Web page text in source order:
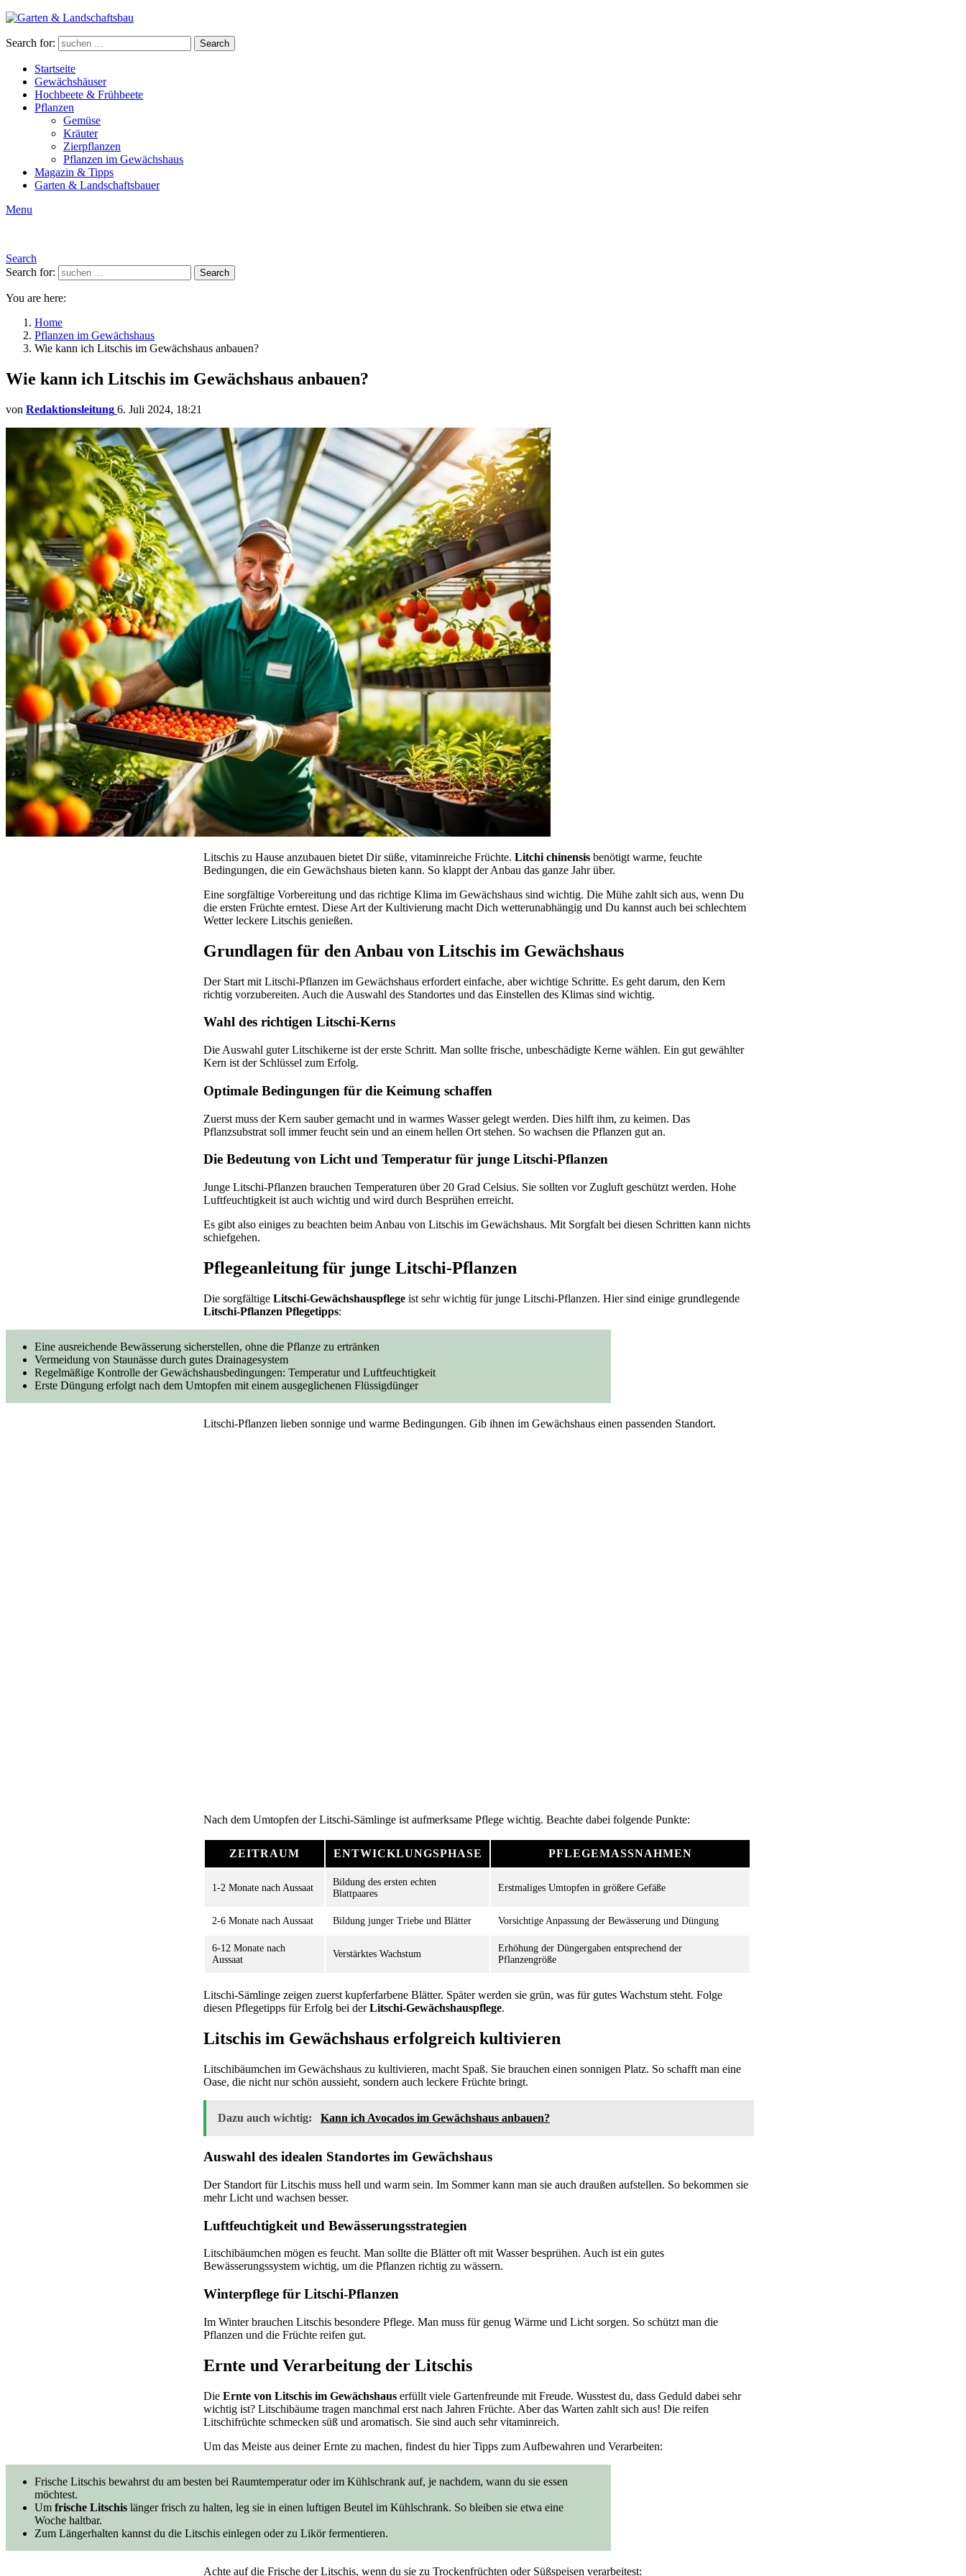
Search for: Search
Startseite
Gewächshäuser
Hochbeete & Frühbeete
Pflanzen
Gemüse
Kräuter
Zierpflanzen
Pflanzen im Gewächshaus
Magazin & Tipps
Garten & Landschaftsbauer
Menu
Search
Search for:
Search
You are here:
Home
Pflanzen im Gewächshaus
Wie kann ich Litschis im Gewächshaus anbauen?
Wie kann ich Litschis im Gewächshaus anbauen?
von Redaktionsleitung 6. Juli 2024, 18:21
Litschis zu Hause anzubauen bietet Dir süße, vitaminreiche Früchte. Litchi chinensis benötigt warme, feuchte
Bedingungen, die ein Gewächshaus bieten kann. So klappt der Anbau das ganze Jahr über.
Eine sorgfältige Vorbereitung und das richtige Klima im Gewächshaus sind wichtig. Die Mühe zahlt sich aus, wenn Du
die ersten Früchte erntest. Diese Art der Kultivierung macht Dich wetterunabhängig und Du kannst auch bei schlechtem
Wetter leckere Litschis genießen.
Grundlagen für den Anbau von Litschis im Gewächshaus
Der Start mit Litschi-Pflanzen im Gewächshaus erfordert einfache, aber wichtige Schritte. Es geht darum, den Kern
richtig vorzubereiten. Auch die Auswahl des Standortes und das Einstellen des Klimas sind wichtig.
Wahl des richtigen Litschi-Kerns
Die Auswahl guter Litschikerne ist der erste Schritt. Man sollte frische, unbeschädigte Kerne wählen. Ein gut gewählter
Kern ist der Schlüssel zum Erfolg.
Optimale Bedingungen für die Keimung schaffen
Zuerst muss der Kern sauber gemacht und in warmes Wasser gelegt werden. Dies hilft ihm, zu keimen. Das
Pflanzsubstrat soll immer feucht sein und an einem hellen Ort stehen. So wachsen die Pflanzen gut an.
Die Bedeutung von Licht und Temperatur für junge Litschi-Pflanzen
Junge Litschi-Pflanzen brauchen Temperaturen über 20 Grad Celsius. Sie sollten vor Zugluft geschützt werden. Hohe
Luftfeuchtigkeit ist auch wichtig und wird durch Besprühen erreicht.
Es gibt also einiges zu beachten beim Anbau von Litschis im Gewächshaus. Mit Sorgfalt bei diesen Schritten kann nichts
schiefgehen.
Pflegeanleitung für junge Litschi-Pflanzen
Die sorgfältige Litschi-Gewächshauspflege ist sehr wichtig für junge Litschi-Pflanzen. Hier sind einige grundlegende
Litschi-Pflanzen Pflegetipps:
Eine ausreichende Bewässerung sicherstellen, ohne die Pflanze zu ertränken
Vermeidung von Staunässe durch gutes Drainagesystem
Regelmäßige Kontrolle der Gewächshausbedingungen: Temperatur und Luftfeuchtigkeit
Erste Düngung erfolgt nach dem Umtopfen mit einem ausgeglichenen Flüssigdünger
Litschi-Pflanzen lieben sonnige und warme Bedingungen. Gib ihnen im Gewächshaus einen passenden Standort.
Nach dem Umtopfen der Litschi-Sämlinge ist aufmerksame Pflege wichtig. Beachte dabei folgende Punkte:
ZEITRAUM ENTWICKLUNGSPHASE PFLEGEMASSNAHMEN
1-2 Monate nach Aussaat
Bildung des ersten echten
Blattpaares
Erstmaliges Umtopfen in größere Gefäße
2-6 Monate nach Aussaat Bildung junger Triebe und Blätter Vorsichtige Anpassung der Bewässerung und Düngung
6-12 Monate nach
Aussaat
Verstärktes Wachstum
Erhöhung der Düngergaben entsprechend der
Pflanzengröße
Litschi-Sämlinge zeigen zuerst kupferfarbene Blätter. Später werden sie grün, was für gutes Wachstum steht. Folge
diesen Pflegetipps für Erfolg bei derLitschi-Gewächshauspflege.
Litschis im Gewächshaus erfolgreich kultivieren
Litschibäumchen im Gewächshaus zu kultivieren, macht Spaß. Sie brauchen einen sonnigen Platz. So schafft man eine
Oase, die nicht nur schön aussieht, sondern auch leckere Früchte bringt.
Dazu auch wichtig: Kann ich Avocados im Gewächshaus anbauen?
Auswahl des idealen Standortes im Gewächshaus
Der Standort für Litschis muss hell und warm sein. Im Sommer kann man sie auch draußen aufstellen. So bekommen sie
mehr Licht und wachsen besser.
Luftfeuchtigkeit und Bewässerungsstrategien
Litschibäumchen mögen es feucht. Man sollte die Blätter oft mit Wasser besprühen. Auch ist ein gutes
Bewässerungssystem wichtig, um die Pflanzen richtig zu wässern.
Winterpflege für Litschi-Pflanzen
Im Winter brauchen Litschis besondere Pflege. Man muss für genug Wärme und Licht sorgen. So schützt man die
Pflanzen und die Früchte reifen gut.
Ernte und Verarbeitung der Litschis
Die Ernte von Litschis im Gewächshaus erfüllt viele Gartenfreunde mit Freude. Wusstest du, dass Geduld dabei sehr
wichtig ist? Litschibäume tragen manchmal erst nach Jahren Früchte. Aber das Warten zahlt sich aus! Die reifen
Litschifrüchte schmecken süß und aromatisch. Sie sind auch sehr vitaminreich.
Um das Meiste aus deiner Ernte zu machen, findest du hier Tipps zum Aufbewahren und Verarbeiten:
Frische Litschis bewahrst du am besten bei Raumtemperatur oder im Kühlschrank auf, je nachdem, wann du sie essen
möchtest.
Um frische Litschis länger frisch zu halten, leg sie in einen luftigen Beutel im Kühlschrank. So bleiben sie etwa eine
Woche haltbar.
Zum Längerhalten kannst du die Litschis einlegen oder zu Likör fermentieren.
Achte auf die Frische der Litschis, wenn du sie zu Trockenfrüchten oder Süßspeisen verarbeitest: